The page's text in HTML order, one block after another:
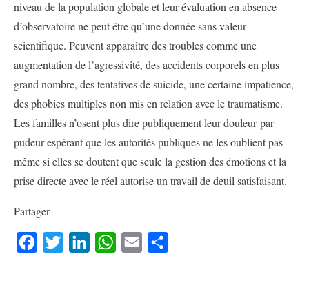
niveau de la population globale et leur évaluation en absence
d’observatoire ne peut être qu’une donnée sans valeur
scientifique. Peuvent apparaître des troubles comme une
augmentation de l’agressivité, des accidents corporels en plus
grand nombre, des tentatives de suicide, une certaine impatience,
des phobies multiples non mis en relation avec le traumatisme.
Les familles n’osent plus dire publiquement leur douleur par
pudeur espérant que les autorités publiques ne les oublient pas
même si elles se doutent que seule la gestion des émotions et la
prise directe avec le réel autorise un travail de deuil satisfaisant.
Partager
FacebookTwitter LinkedInWhatsApp
Email